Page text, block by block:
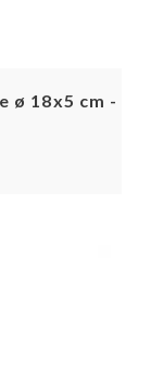
ø 18x5 cm -